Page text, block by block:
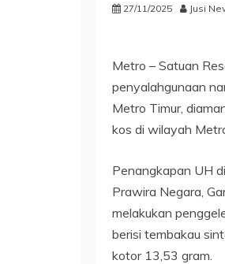
27/11/2025 Jusi
Metro – Satuan
penyalahgunaan
Metro Timur,
kos di wilayah
Penangkapan UH
Prawira Negara,
melakukan
berisi tembakau
kotor 13,53 gram.